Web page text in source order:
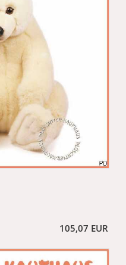
105,07 EUR